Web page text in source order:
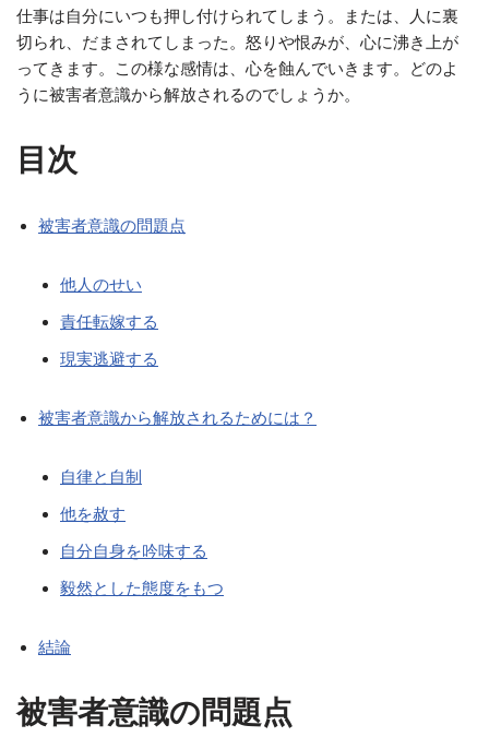
仕事は自分にいつも押し付けられてしまう。または、人に裏
切られ、だまされてしまった。怒りや恨みが、心に沸き上が
ってきます。この様な感情は、心を蝕んでいきます。どのよ
うに被害者意識から解放されるのでしょうか。
目次
被害者意識の問題点
他人のせい
責任転嫁する
現実逃避する
被害者意識から解放されるためには？
自律と自制
他を赦す
自分自身を吟味する
毅然とした態度をもつ
結論
被害者意識の問題点